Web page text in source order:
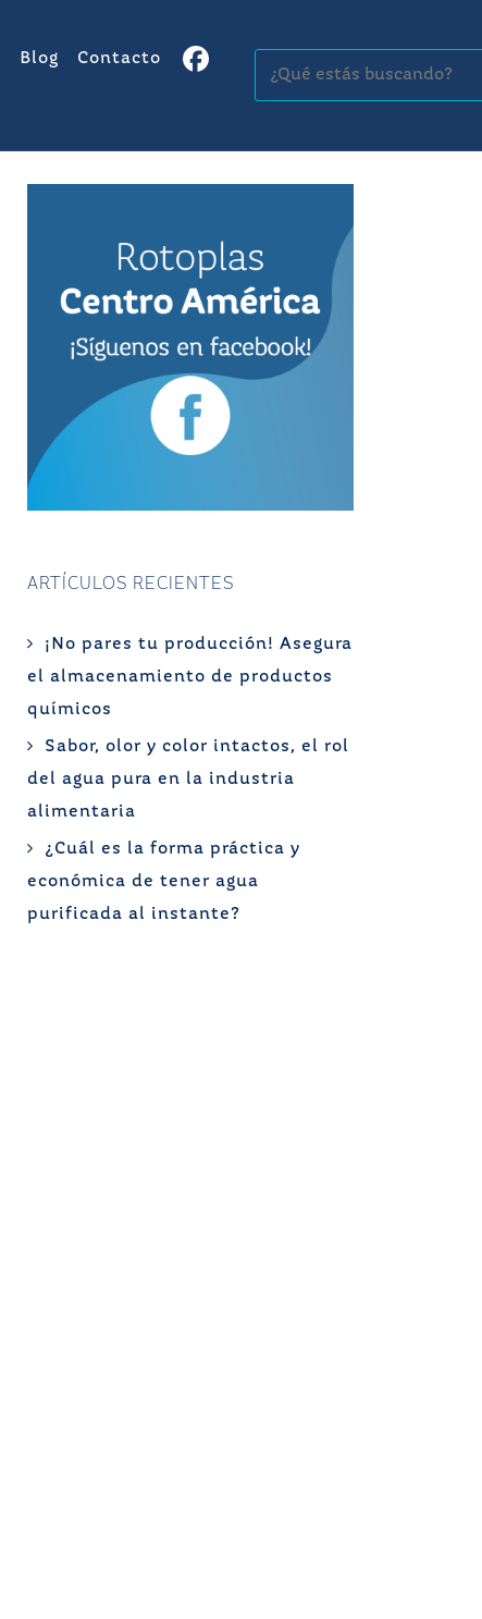
Blog Contacto Buscar:
ARTÍCULOS RECIENTES
¡No pares tu producción! Asegura
el almacenamiento de productos
químicos
Sabor, olor y color intactos, el rol
del agua pura en la industria
alimentaria
¿Cuál es la forma práctica y
económica de tener agua
purificada al instante?